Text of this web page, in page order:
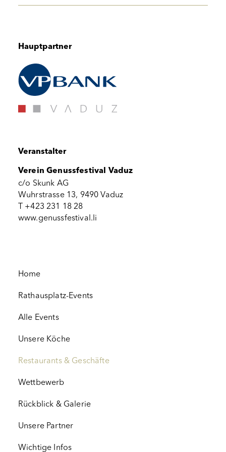
Hauptpartner
Veranstalter
Verein Genussfestival Vaduz
c/o Skunk AG
Wuhrstrasse 13, 9490 Vaduz
T +423 231 18 28
www.genussfestival.li
Home
Rathausplatz-Events
Alle Events
Unsere Köche
Restaurants & Geschäfte
Wettbewerb
Rückblick & Galerie
Unsere Partner
Wichtige Infos